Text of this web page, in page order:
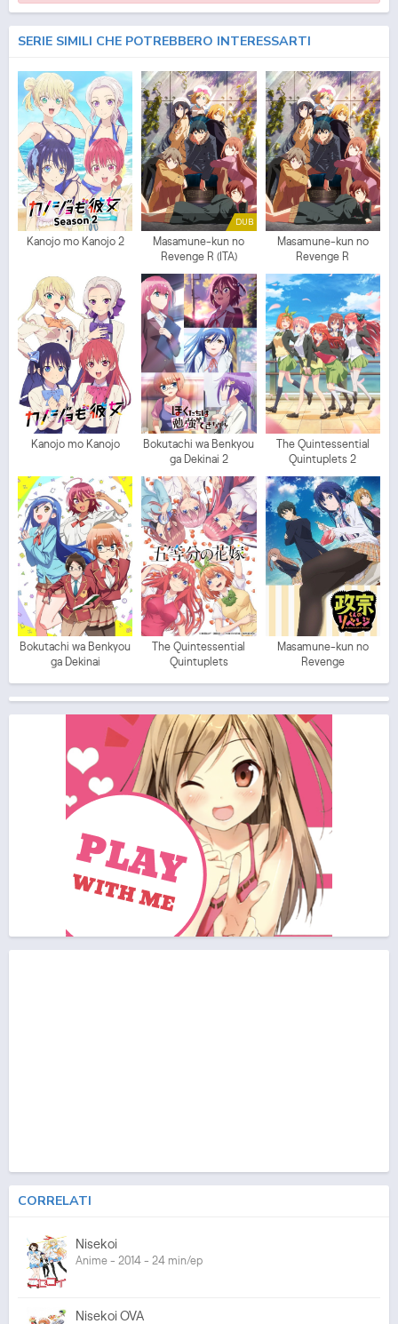
SERIE SIMILI CHE POTREBBERO INTERESSARTI
Kanojo mo Kanojo 2
DUB
Masamune-kun no
Revenge R (ITA)
Masamune-kun no
Revenge R
Kanojo mo Kanojo
Bokutachi wa Benkyou
ga Dekinai 2
The Quintessential
Quintuplets 2
Bokutachi wa Benkyou
ga Dekinai
The Quintessential
Quintuplets
Masamune-kun no
Revenge
CORRELATI
Nisekoi
Anime - 2014 - 24 min/ep
Nisekoi OVA